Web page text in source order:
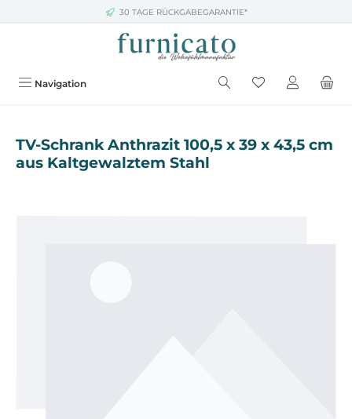
Zum Hauptinhalt springen30 TAGE RÜCKGABEGARANTIE*
Navigation
TV-Schrank Anthrazit 100,5 x 39 x 43,5 cm
aus Kaltgewalztem Stahl